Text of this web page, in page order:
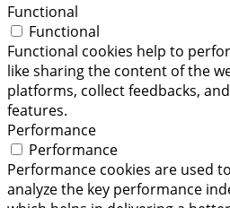
Functional
Functional
Functional cookies help to
like sharing the content of the
platforms, collect feedbacks,
features.
Performance
Performance
Performance cookies are used
analyze the key performance